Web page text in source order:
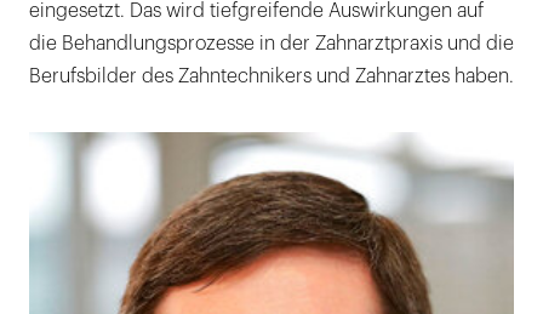
eingesetzt. Das wird tiefgreifende Auswirkungen auf
die Behandlungsprozesse in der Zahnarztpraxis und die
Berufsbilder des Zahntechnikers und Zahnarztes haben.